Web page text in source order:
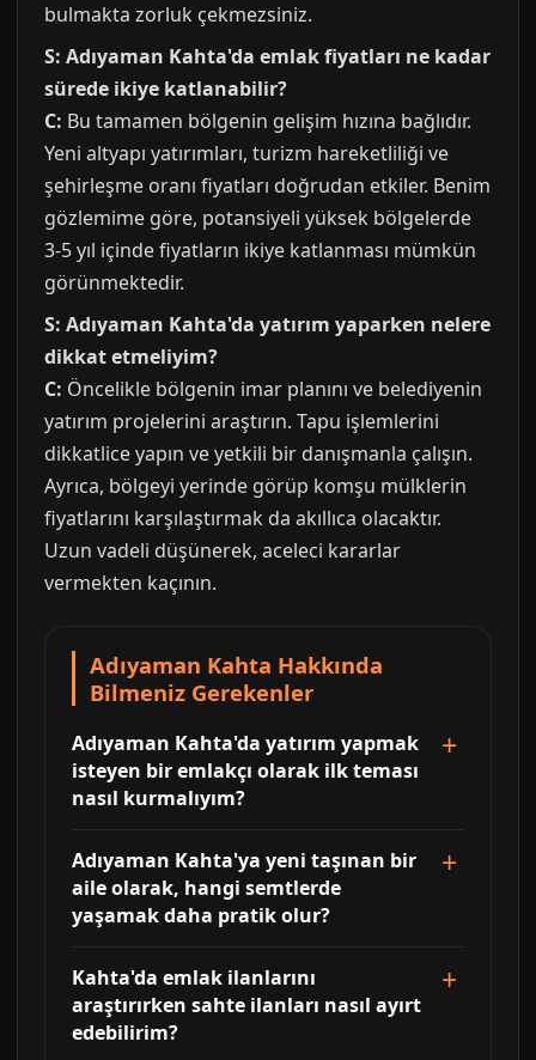
bulmakta zorluk çekmezsiniz.
S: Adıyaman Kahta'da emlak fiyatları ne kadar
sürede ikiye katlanabilir?
C: Bu tamamen bölgenin gelişim hızına bağlıdır.
Yeni altyapı yatırımları, turizm hareketliliği ve
şehirleşme oranı fiyatları doğrudan etkiler. Benim
gözlemime göre, potansiyeli yüksek bölgelerde
3-5 yıl içinde fiyatların ikiye katlanması mümkün
görünmektedir.
S: Adıyaman Kahta'da yatırım yaparken nelere
dikkat etmeliyim?
C: Öncelikle bölgenin imar planını ve belediyenin
yatırım projelerini araştırın. Tapu işlemlerini
dikkatlice yapın ve yetkili bir danışmanla çalışın.
Ayrıca, bölgeyi yerinde görüp komşu mülklerin
fiyatlarını karşılaştırmak da akıllıca olacaktır.
Uzun vadeli düşünerek, aceleci kararlar
vermekten kaçının.
Adıyaman Kahta Hakkında
Bilmeniz Gerekenler
Adıyaman Kahta'da yatırım yapmak
isteyen bir emlakçı olarak ilk teması
nasıl kurmalıyım?
Adıyaman Kahta'ya yeni taşınan bir
aile olarak, hangi semtlerde
yaşamak daha pratik olur?
Kahta'da emlak ilanlarını
araştırırken sahte ilanları nasıl ayırt
edebilirim?